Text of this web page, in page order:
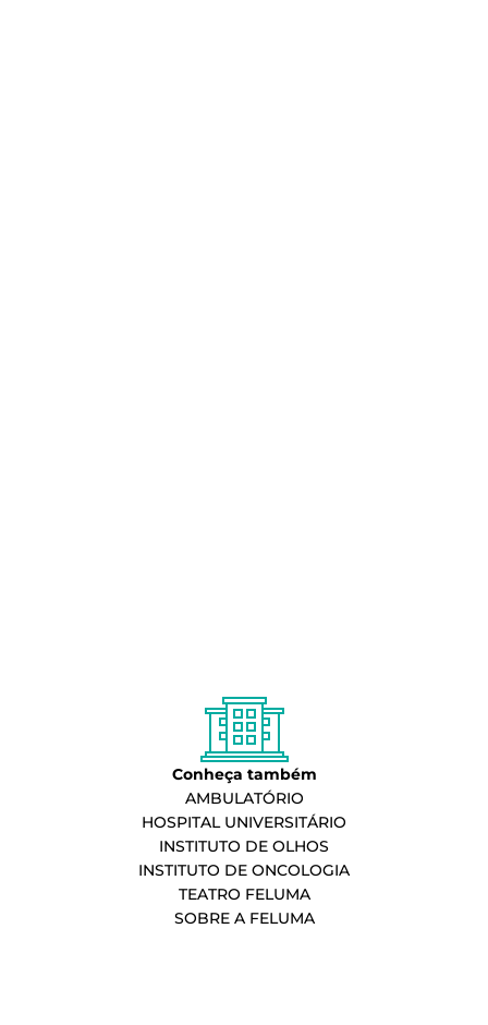
Conheça também
AMBULATÓRIO
HOSPITAL UNIVERSITÁRIO
INSTITUTO DE OLHOS
INSTITUTO DE ONCOLOGIA
TEATRO FELUMA
SOBRE A FELUMA